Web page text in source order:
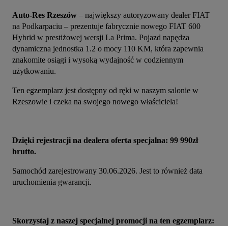
Auto-Res Rzeszów – największy autoryzowany dealer FIAT
na Podkarpaciu – prezentuje fabrycznie nowego FIAT 600
Hybrid w prestiżowej wersji La Prima. Pojazd napędza
dynamiczna jednostka 1.2 o mocy 110 KM, która zapewnia
znakomite osiągi i wysoką wydajność w codziennym
użytkowaniu.
Ten egzemplarz jest dostępny od ręki w naszym salonie w
Rzeszowie i czeka na swojego nowego właściciela!
Dzięki rejestracji na dealera oferta specjalna: 99 990zł
brutto.
Samochód zarejestrowany 30.06.2026. Jest to również data
uruchomienia gwarancji.
Skorzystaj z naszej specjalnej promocji na ten egzemplarz: